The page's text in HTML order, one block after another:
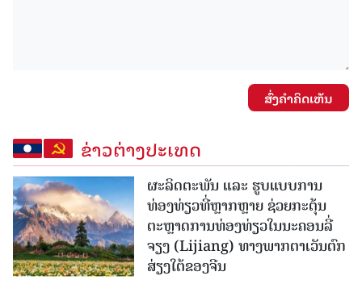
ສົ່ງຄໍາຄິດເຫັນ
ຂ່າວຕ່າງປະເທດ
ຜະລິດຕະພັນ ແລະ ຮູບແບບການ
ທ່ອງທ່ຽວທີ່ຫຼາກຫຼາຍ ຊ່ວຍກະຕຸ້ນ
ຕະຫຼາດການທ່ອງທ່ຽວໃນນະຄອນລີ່
ຈຽງ (Lijiang) ທາງພາກຕາເວັນຕົກ
ສ່ຽງໃຕ້ຂອງຈີນ